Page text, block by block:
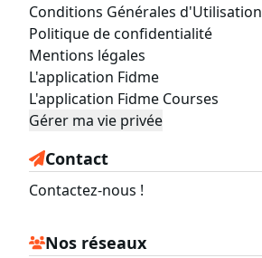
Conditions Générales d'Utilisation
Politique de confidentialité
Mentions légales
L'application Fidme
L'application Fidme Courses
Gérer ma vie privée
Contact
Contactez-nous !
Nos réseaux